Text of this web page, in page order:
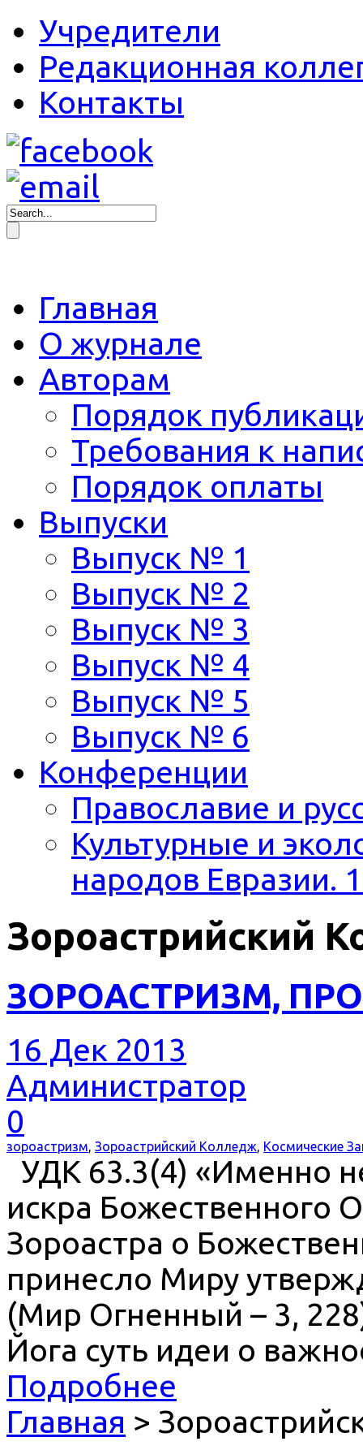
Учредители
Редакционная
Контакты
Главная
О журнале
Авторам
Порядок
Требования к
Порядок оплаты
Выпуски
Выпуск № 1
Выпуск № 2
Выпуск № 3
Выпуск № 4
Выпуск № 5
Выпуск № 6
Конференции
Православие и
Культурные и
народов Евразии.
Зороастрийский
ЗОРОАСТРИЗМ,
16 Дек 2013
Администратор
0
зороастризм, Зороастрийский Колледж, Космические
УДК 63.3(4) «Именно
искра Божественного
Зороастра о
принесло Миру
(Мир Огненный – 3,
Йога суть идеи о
Подробнее
Главная >